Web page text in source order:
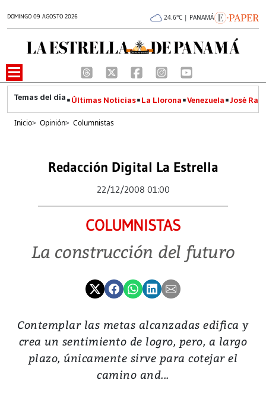
DOMINGO 09 AGOSTO 2026 24.6°C | PANAMÁ
Últimas Noticias La Llorona Venezuela José
Inicio> Opinión> Columnistas
Redacción Digital La Estrella
22/12/2008 01:00
COLUMNISTAS
La construcción del futuro
Contemplar las metas alcanzadas edifica y
crea un sentimiento de logro, pero, a largo
plazo, únicamente sirve para cotejar el
camino and...